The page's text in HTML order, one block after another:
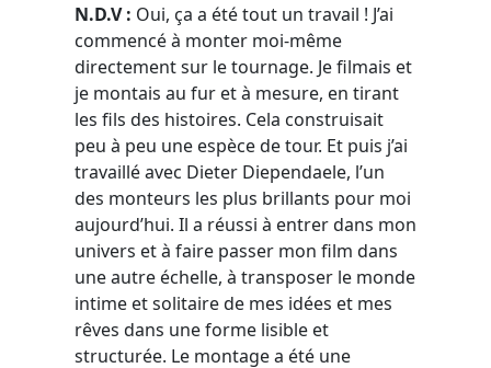
N.D.V : Oui, ça a été tout un travail ! J’ai
commencé à monter moi-même
directement sur le tournage. Je filmais et
je montais au fur et à mesure, en tirant
les fils des histoires. Cela construisait
peu à peu une espèce de tour. Et puis j’ai
travaillé avec Dieter Diependaele, l’un
des monteurs les plus brillants pour moi
aujourd’hui. Il a réussi à entrer dans mon
univers et à faire passer mon film dans
une autre échelle, à transposer le monde
intime et solitaire de mes idées et mes
rêves dans une forme lisible et
structurée. Le montage a été une